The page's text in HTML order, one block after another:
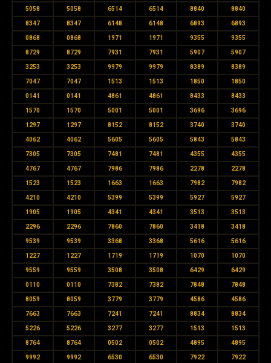
5058 5058 6514 6514 8840 8840
8347 8347 6148 6148 6893 6893
0868 0868 1971 1971 9355 9355
8729 8729 7931 7931 5907 5907
3253 3253 9979 9979 8389 8389
7047 7047 1513 1513 1850 1850
0141 0141 4861 4861 8433 8433
1570 1570 5001 5001 3696 3696
1297 1297 8152 8152 3740 3740
4062 4062 5605 5605 5843 5843
7305 7305 7481 7481 4355 4355
4767 4767 7986 7986 2278 2278
1523 1523 1663 1663 7982 7982
4210 4210 5399 5399 5927 5927
1905 1905 4341 4341 3513 3513
2296 2296 7860 7860 3418 3418
9539 9539 3368 3368 5616 5616
1227 1227 1719 1719 1070 1070
9559 9559 3508 3508 6429 6429
0110 0110 7382 7382 7848 7848
8059 8059 3779 3779 4586 4586
7663 7663 7241 7241 8834 8834
5226 5226 3277 3277 1513 1513
8764 8764 0502 0502 4895 4895
9992 9992 6530 6530 7922 7922